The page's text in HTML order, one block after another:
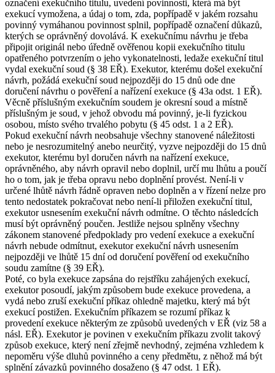
označení exekučního titulu, uvedení povinnosti, která má být
exekucí vymožena, a údaj o tom, zda, popřípadě v jakém rozsahu
povinný vymáhanou povinnost splnil, popřípadě označení důkazů,
kterých se oprávněný dovolává. K exekučnímu návrhu je třeba
připojit originál nebo úředně ověřenou kopii exekučního titulu
opatřeného potvrzením o jeho vykonatelnosti, ledaže exekuční titul
vydal exekuční soud (§ 38 EŘ). Exekutor, kterému došel exekuční
návrh, požádá exekuční soud nejpozději do 15 dnů ode dne
doručení návrhu o pověření a nařízení exekuce (§ 43a odst. 1 EŘ).
Věcně příslušným exekučním soudem je okresní soud a místně
příslušným je soud, v jehož obvodu má povinný, je-li fyzickou
osobou, místo svého trvalého pobytu (§ 45 odst. 1 a 2 EŘ).
Pokud exekuční návrh neobsahuje všechny stanovené náležitosti
nebo je nesrozumitelný anebo neurčitý, vyzve nejpozději do 15 dnů
exekutor, kterému byl doručen návrh na nařízení exekuce,
oprávněného, aby návrh opravil nebo doplnil, určí mu lhůtu a poučí
ho o tom, jak je třeba opravu nebo doplnění provést. Není-li v
určené lhůtě návrh řádně opraven nebo doplněn a v řízení nelze pro
tento nedostatek pokračovat nebo není-li přiložen exekuční titul,
exekutor usnesením exekuční návrh odmítne. O těchto následcích
musí být oprávněný poučen. Jestliže nejsou splněny všechny
zákonem stanovené předpoklady pro vedení exekuce a exekuční
návrh nebude odmítnut, exekutor exekuční návrh usnesením
nejpozději ve lhůtě 15 dní od doručení pověření od exekučního
soudu zamítne (§ 39 EŘ).
Poté, co byla exekuce zapsána do rejstříku zahájených exekucí,
exekutor posoudí, jakým způsobem bude exekuce provedena, a
vydá nebo zruší exekuční příkaz ohledně majetku, který má být
exekucí postižen. Exekučním příkazem se rozumí příkaz k
provedení exekuce některým ze způsobů uvedených v EŘ (viz 58 a
násl. EŘ). Exekutor je povinen v exekučním příkazu zvolit takový
způsob exekuce, který není zřejmě nevhodný, zejména vzhledem k
nepoměru výše dluhů povinného a ceny předmětu, z něhož má být
splnění závazků povinného dosaženo (§ 47 odst. 1 EŘ).